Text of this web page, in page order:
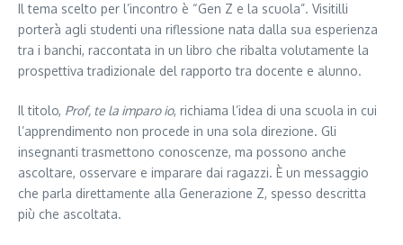
Il tema scelto per l’incontro è “Gen Z e la scuola”. Visitilli
porterà agli studenti una riflessione nata dalla sua esperienza
tra i banchi, raccontata in un libro che ribalta volutamente la
prospettiva tradizionale del rapporto tra docente e alunno.
Il titolo, Prof, te la imparo io, richiama l’idea di una scuola in cui
l’apprendimento non procede in una sola direzione. Gli
insegnanti trasmettono conoscenze, ma possono anche
ascoltare, osservare e imparare dai ragazzi. È un messaggio
che parla direttamente alla Generazione Z, spesso descritta
più che ascoltata.